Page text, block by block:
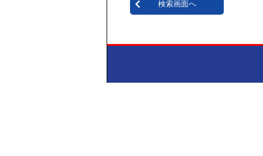
検索画面へ